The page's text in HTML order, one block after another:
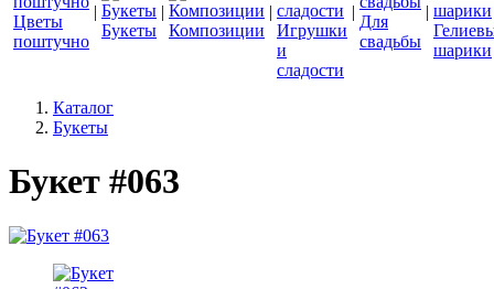
Цветы
поштучно
|
Букеты
|
Композиции
|
Игрушки
и
сладости
|
Для
свадьбы
|
шарики
Каталог
Букеты
Букет #063